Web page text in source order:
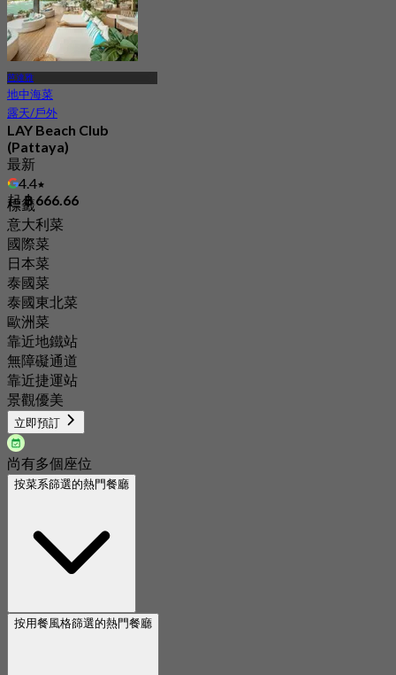
芭達雅
地中海菜
露天/戶外
LAY Beach Club
(Pattaya)
最新
4.4
起฿ 666.66
標籤
意大利菜
國際菜
日本菜
泰國菜
泰國東北菜
歐洲菜
靠近地鐵站
無障礙通道
靠近捷運站
景觀優美
立即預訂
尚有多個座位
按菜系篩選的熱門餐廳
按用餐風格篩選的熱門餐廳